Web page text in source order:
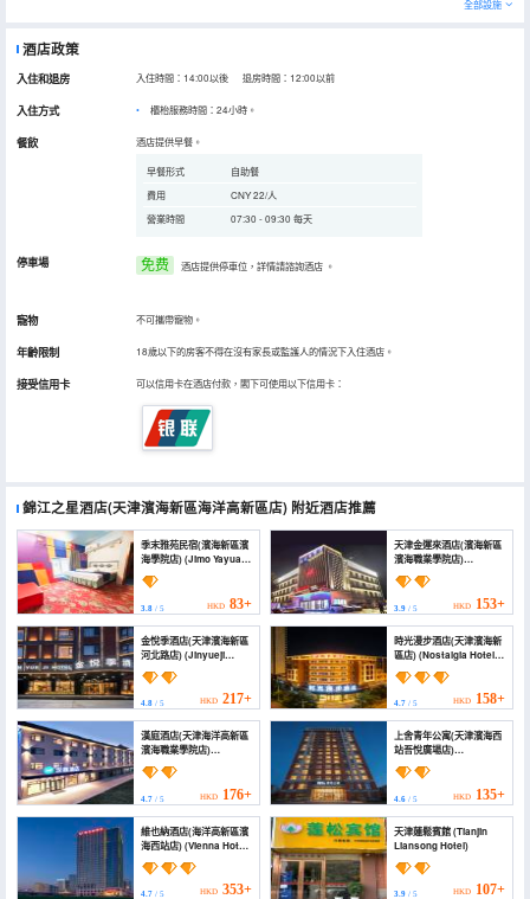
全部設施
酒店政策
入住和退房 入住時間：14:00以後 退房時間：12:00以前
入住方式 櫃枱服務時間：24小時。
餐飲 酒店提供早餐。
早餐形式
自助餐
費用
CNY 22/人
營業時間
07:30 - 09:30 每天
停車場 免费 酒店提供停車位，詳情請諮詢酒店 。
寵物 不可攜帶寵物。
年齡限制 18歲以下的房客不得在沒有家長或監護人的情況下入住酒店。
接受信用卡 可以信用卡在酒店付款，閣下可使用以下信用卡：
錦江之星酒店(天津濱海新區海洋高新區店) 附近酒店推薦
季末雅苑民宿(濱海新區濱
海學院店) (Jimo Yayuan
Homestay (Binhai New
Area Binhai College))
3.8 / 5 HKD 83+
天津金運來酒店(濱海新區
濱海職業學院店)
(Jinyunlai Holiday
Hotel)
3.9/ 5 HKD 153+
金悅季酒店(天津濱海新區
河北路店) (Jinyueji
Hotel)
4.8 / 5 HKD 217+
時光漫步酒店(天津濱海新
區店) (Nostalgia Hotel
(Tianjin Binhai Tanggu))
4.7/ 5 HKD 158+
漢庭酒店(天津海洋高新區
濱海職業學院店)
(HanTing Hotel (Tianjin
Ocean Hi-tech Zone
Binhai Vocational
College))
4.7 / 5 HKD 176+
上舍青年公寓(天津濱海西
站吾悅廣場店)
(Shangshe Youth
Apartment (Tianjin
Binhai New Area
Wuyue Plaza Store))
4.6/ 5 HKD 135+
維也納酒店(海洋高新區濱
海西站店) (Vienna Hotel
(Ocean High-Tech Zone
Binhai West Station
Branch))
4.7 / 5 HKD 353+
天津蓮鬆賓館 (Tianjin
Liansong Hotel)
3.9/ 5 HKD 107+